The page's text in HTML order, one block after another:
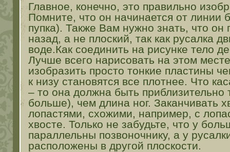
Главное, конечно, это правильно
Помните, что он начинается от линии
пупка). Также Вам нужно знать, что он
назад, а не плоский, так как русалка
воде.Как соединить на рисунке тело
Лучше всего нарисовать на этом
изобразить просто тонкие пластины
к низу становятся все плотнее. Что
– то она должна быть приблизительно
больше), чем длина ног. Заканчивать
лопастями, схожими, например, с
хвосте. Только не забудьте, что у
параллельны позвоночнику, а у
расположены в другой плоскости.